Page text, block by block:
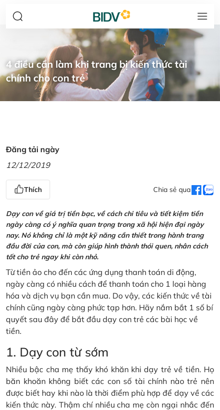
4 điều cần làm khi trang bị kiến thức tài
chính cho con trẻ
Đăng tải ngày
12/12/2019
Thích Chia sẻ qua
Dạy con về giá trị tiền bạc, về cách chi tiêu và tiết kiệm tiền
ngày càng có ý nghĩa quan trọng trong xã hội hiện đại ngày
nay. Nó không chỉ là một kỹ năng cần thiết trong hành trang
đầu đời của con, mà còn giúp hình thành thói quen, nhân cách
tốt cho trẻ ngay khi còn nhỏ.
Từ tiền ảo cho đến các ứng dụng thanh toán di động,
ngày càng có nhiều cách để thanh toán cho 1 loại hàng
hóa và dịch vụ bạn cần mua. Do vậy, các kiến thức về tài
chính cũng ngày càng phức tạp hơn. Hãy nắm bắt 1 số bí
quyết sau đây để bắt đầu dạy con trẻ các bài học về
tiền.
1. Dạy con từ sớm
Nhiều bậc cha mẹ thấy khó khăn khi dạy trẻ về tiền. Họ
băn khoăn không biết các con số tài chính nào trẻ nên
được biết hay khi nào là thời điểm phù hợp để dạy về các
kiến thức này. Thậm chí nhiều cha mẹ còn ngại nhắc đến